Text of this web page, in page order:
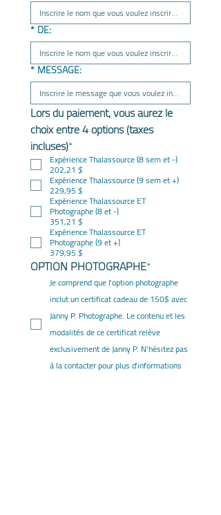
*DE:
*MESSAGE:
Lors du paiement, vous aurez le
choix entre 4 options (taxes
incluses)*
Expérience Thalassource (8 sem et -)
202,21 $
Expérience Thalassource (9 sem et +)
229,95 $
Expérience Thalassource ET
Photographe (8 et -)
351,21 $
Expérience Thalassource ET
Photographe (9 et +)
379,95 $
OPTION PHOTOGRAPHE*
Je comprend que l'option photographe
inclut un certificat cadeau de 150$ avec
Janny P. Photographe. Le contenu et les
modalités de ce certificat relève
exclusivement de Janny P. N'hésitez pas
à la contacter pour plus d'informations